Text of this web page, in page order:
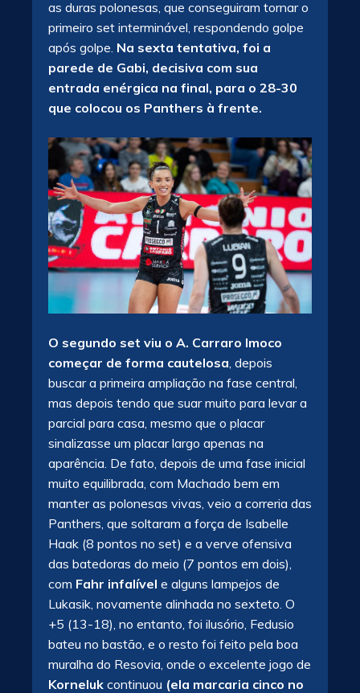
as duras polonesas, que conseguiram tornar o
primeiro set interminável, respondendo golpe
após golpe. Na sexta tentativa, foi a
parede de Gabi, decisiva com sua
entrada enérgica na final, para o 28-30
que colocou os Panthers à frente.
O segundo set viu o A. Carraro Imoco
começar de forma cautelosa , depois
buscar a primeira ampliação na fase central,
mas depois tendo que suar muito para levar a
parcial para casa, mesmo que o placar
sinalizasse um placar largo apenas na
aparência. De fato, depois de uma fase inicial
muito equilibrada, com Machado bem em
manter as polonesas vivas, veio a correria das
Panthers, que soltaram a força de Isabelle
Haak (8 pontos no set) e a verve ofensiva
das batedoras do meio (7 pontos em dois),
com Fahr infalível e alguns lampejos de
Lukasik, novamente alinhada no sexteto. O
+5 (13-18), no entanto, foi ilusório, Fedusio
bateu no bastão, e o resto foi feito pela boa
muralha do Resovia, onde o excelente jogo de
Korneluk continuou (ela marcaria cinco no